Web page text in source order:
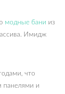
модные бани из
Имидж
что
панелями и